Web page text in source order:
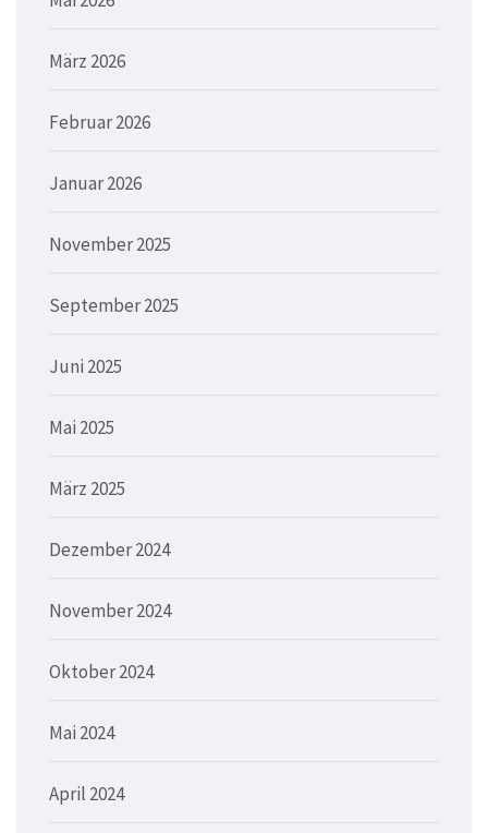
März 2026
Februar 2026
Januar 2026
November 2025
September 2025
Juni 2025
Mai 2025
März 2025
Dezember 2024
November 2024
Oktober 2024
Mai 2024
April 2024